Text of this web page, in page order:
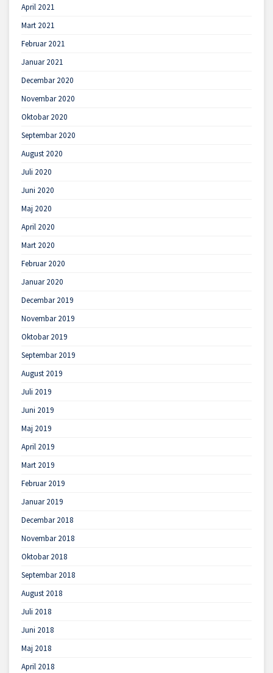
April 2021
Mart 2021
Februar 2021
Januar 2021
Decembar 2020
Novembar 2020
Oktobar 2020
Septembar 2020
August 2020
Juli 2020
Juni 2020
Maj 2020
April 2020
Mart 2020
Februar 2020
Januar 2020
Decembar 2019
Novembar 2019
Oktobar 2019
Septembar 2019
August 2019
Juli 2019
Juni 2019
Maj 2019
April 2019
Mart 2019
Februar 2019
Januar 2019
Decembar 2018
Novembar 2018
Oktobar 2018
Septembar 2018
August 2018
Juli 2018
Juni 2018
Maj 2018
April 2018